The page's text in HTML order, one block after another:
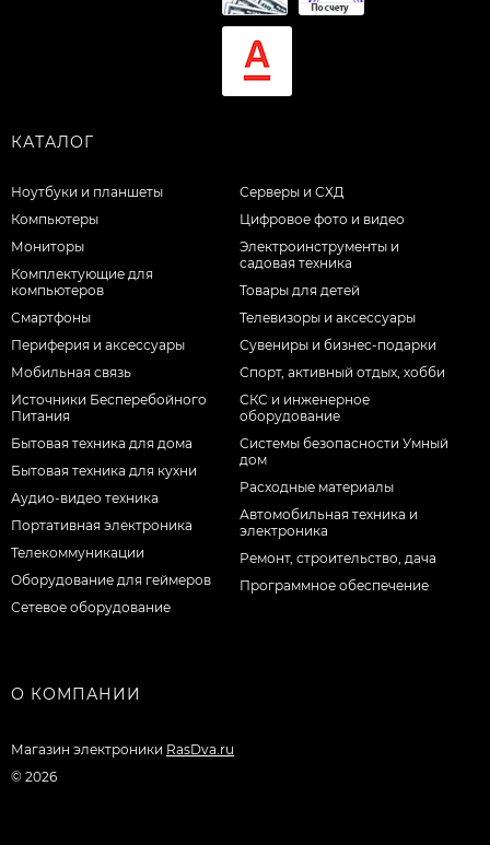
КАТАЛОГ
Ноутбуки и планшеты
Компьютеры
Мониторы
Комплектующие для
компьютеров
Смартфоны
Периферия и аксессуары
Мобильная связь
Источники Бесперебойного
Питания
Бытовая техника для дома
Бытовая техника для кухни
Аудио-видео техника
Портативная электроника
Телекоммуникации
Оборудование для геймеров
Сетевое оборудование
Серверы и СХД
Цифровое фото и видео
Электроинструменты и
садовая техника
Товары для детей
Телевизоры и аксессуары
Сувениры и бизнес-подарки
Спорт, активный отдых, хобби
СКС и инженерное
оборудование
Системы безопасности Умный
дом
Расходные материалы
Автомобильная техника и
электроника
Ремонт, строительство, дача
Программное обеспечение
О КОМПАНИИ
Магазин электроники RasDva.ru
© 2026